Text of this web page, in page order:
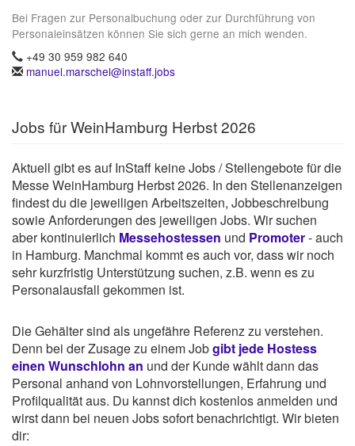
Bei Fragen zur Personalbuchung oder zur Durchführung von
Personaleinsätzen können Sie sich gerne an mich wenden.
+49 30 959 982 640
manuel.marschel@instaff.jobs
Jobs für WeinHamburg Herbst 2026
Aktuell gibt es auf InStaff keine Jobs / Stellengebote für die
Messe WeinHamburg Herbst 2026. In den Stellenanzeigen
findest du die jeweiligen Arbeitszeiten, Jobbeschreibung
sowie Anforderungen des jeweiligen Jobs. Wir suchen
aber kontinuierlich Messehostessen und Promoter- auch
in Hamburg. Manchmal kommt es auch vor, dass wir noch
sehr kurzfristig Unterstützung suchen, z.B. wenn es zu
Personalausfall gekommen ist.
Die Gehälter sind als ungefähre Referenz zu verstehen.
Denn bei der Zusage zu einem Jobgibt jede Hostess
einen Wunschlohn an und der Kunde wählt dann das
Personal anhand von Lohnvorstellungen, Erfahrung und
Profilqualität aus. Du kannst dich kostenlos anmelden und
wirst dann bei neuen Jobs sofort benachrichtigt. Wir bieten
dir: